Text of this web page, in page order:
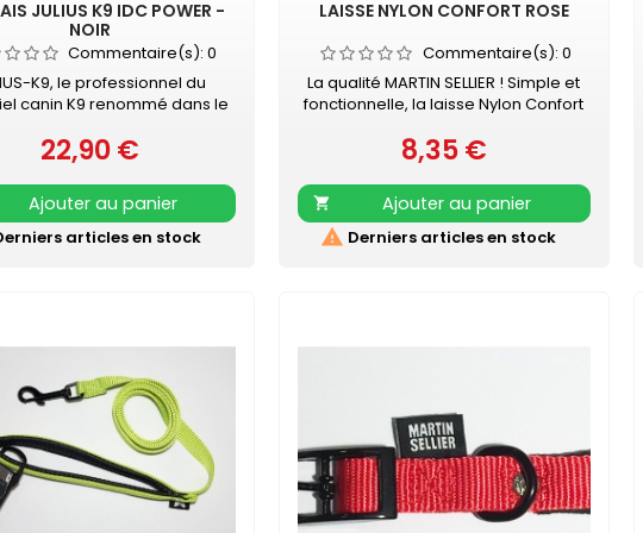
JULIUS K9 IDC POWER -
NOIR
Commentaire(s):0
K9, le professionnel du
canin K9 renommé dans le
IDC®Power Julius-K9® pour
est le harnais idéal pour
le chien pendant les
en ville. Le harnais
est votre compagnon au
pour le loisir et la
Prix
22,90 €
Ajouter au panier
articles en stock
LAISSE NYLON CONFORT ROSE
Commentaire(s): 0
La qualité MARTIN SELLIER ! Simple et
fonctionnelle, la laisse Nylon Confort
promenades en toute sécurité.
Laisse en nylon, robuste et résistante
Poignée renforcée pour plus de
confort Mousqueton laqué noir
Retrouvez également les COLLIERS
Prix
8,35 €

Ajouter au panier
 Derniers articles en stock